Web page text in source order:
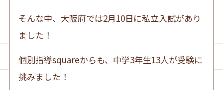
そんな中、大阪府では2月10日に私立入試があり
ました！
個別指導squareからも、中学3年生13人が受験に
挑みました！